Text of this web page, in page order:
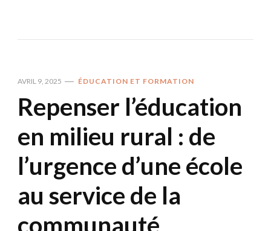
AVRIL 9, 2025 ÉDUCATION ET FORMATION
Repenser l’éducation
en milieu rural : de
l’urgence d’une école
au service de la
communauté